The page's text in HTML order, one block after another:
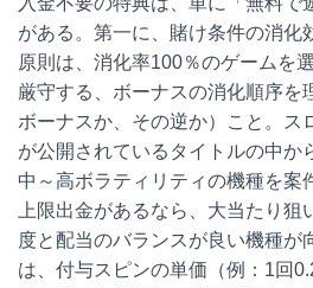
がある。第一に、賭け条件の消化
原則は、消化率100％のゲームを
厳守する、ボーナスの消化順序
ボーナスか、その逆か）こと。ス
が公開されているタイトルの中か
中～高ボラティリティの機種を案
上限出金があるなら、大当たり
度と配当のバランスが良い機種が
は、付与スピンの単価（例：1回